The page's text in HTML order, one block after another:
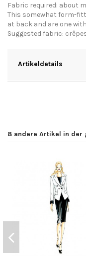
Fabric required: about
This somewhat form-
at back and are one
Suggested fabric:
Artikeldetails
8 andere Artikel in der